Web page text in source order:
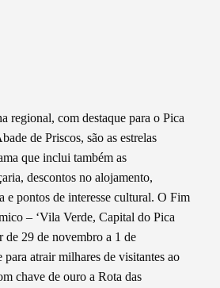
regional, com destaque para o Pica
de Priscos, são as estrelas
que inclui também as
descontos no alojamento,
e pontos de interesse cultural. O Fim
– ‘Vila Verde, Capital do Pica
de 29 de novembro a 1 de
para atrair milhares de visitantes ao
chave de ouro a Rota das